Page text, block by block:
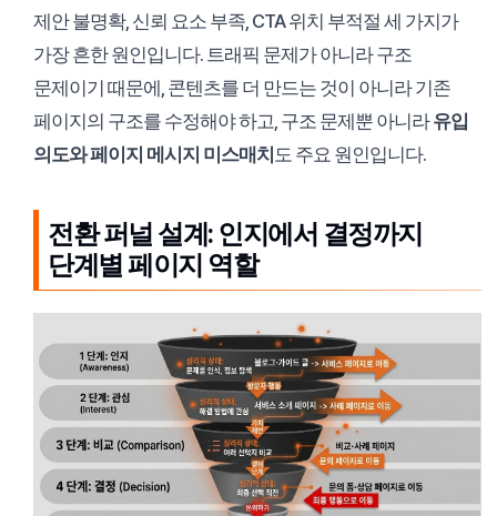
제안 불명확, 신뢰 요소 부족, CTA 위치 부적절 세 가지가
가장 흔한 원인입니다. 트래픽 문제가 아니라 구조
문제이기 때문에, 콘텐츠를 더 만드는 것이 아니라 기존
페이지의 구조를 수정해야 하고, 구조 문제뿐 아니라유입
의도와 페이지 메시지 미스매치 도 주요 원인입니다.
전환 퍼널 설계: 인지에서 결정까지
단계별 페이지 역할